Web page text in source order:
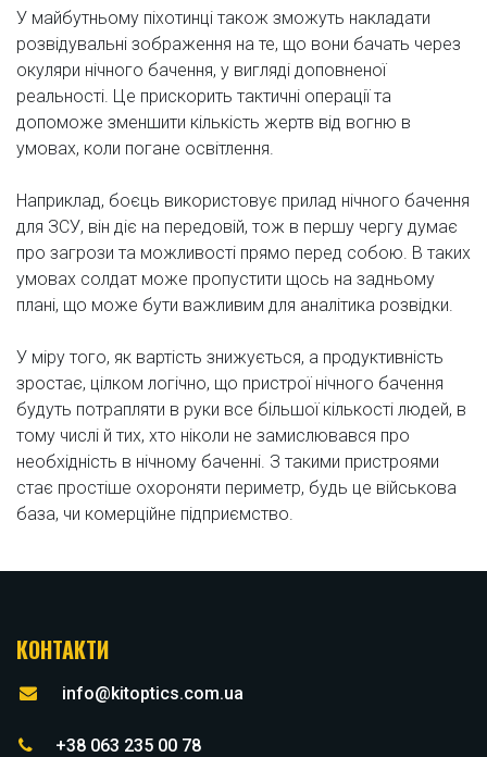
У майбутньому піхотинці також зможуть накладати
розвідувальні зображення на те, що вони бачать через
окуляри нічного бачення, у вигляді доповненої
реальності. Це прискорить тактичні операції та
допоможе зменшити кількість жертв від вогню в
умовах, коли погане освітлення.
Наприклад, боєць використовує прилад нічного бачення
для ЗСУ, він діє на передовій, тож в першу чергу думає
про загрози та можливості прямо перед собою. В таких
умовах солдат може пропустити щось на задньому
плані, що може бути важливим для аналітика розвідки.
У міру того, як вартість знижується, а продуктивність
зростає, цілком логічно, що пристрої нічного бачення
будуть потрапляти в руки все більшої кількості людей, в
тому числі й тих, хто ніколи не замислювався про
необхідність в нічному баченні. З такими пристроями
стає простіше охороняти периметр, будь це військова
база, чи комерційне підприємство.
КОНТАКТИ
info@kitoptics.com.ua
+38 063 235 00 78